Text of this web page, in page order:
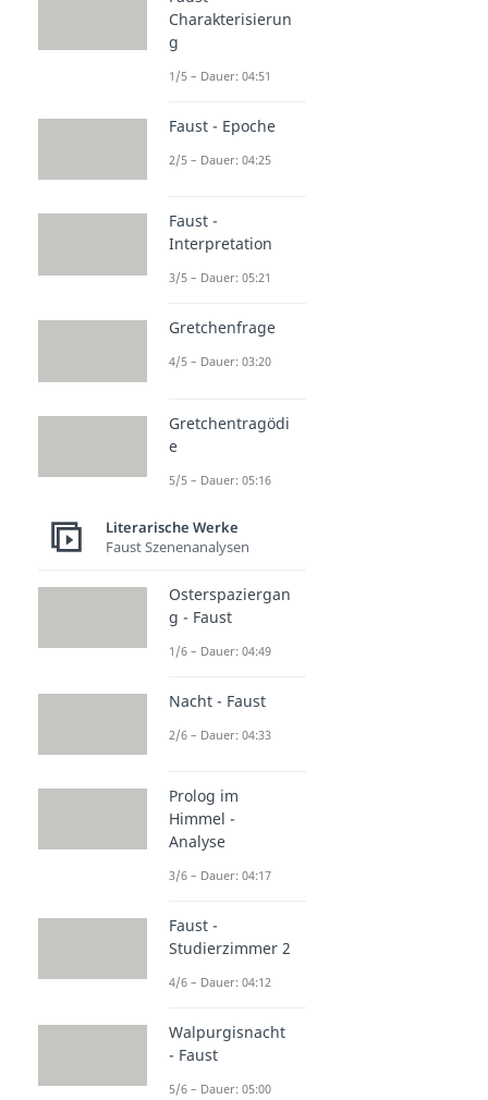
Charakterisierun
g
1/5 – Dauer: 04:51
Faust - Epoche
2/5 – Dauer: 04:25
Faust -
Interpretation
3/5 – Dauer: 05:21
Gretchenfrage
4/5 – Dauer: 03:20
Gretchentragödi
e
5/5 – Dauer: 05:16
Literarische Werke
Faust Szenenanalysen
Osterspaziergan
g - Faust
1/6 – Dauer: 04:49
Nacht - Faust
2/6 – Dauer: 04:33
Prolog im
Himmel -
Analyse
3/6 – Dauer: 04:17
Faust -
Studierzimmer 2
4/6 – Dauer: 04:12
Walpurgisnacht
- Faust
5/6 – Dauer: 05:00